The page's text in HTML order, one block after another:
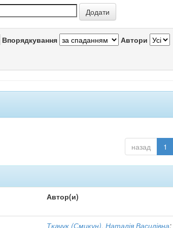
Впорядкування Автори
назад 1
Автор(и)
Ткачук (Смикун), Наталія Василівна;